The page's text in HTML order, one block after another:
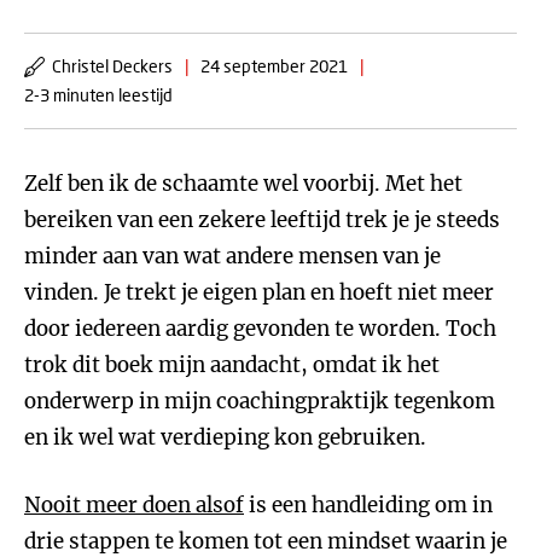
Christel Deckers | 24 september 2021
|
2-3 minuten leestijd
Zelf ben ik de schaamte wel voorbij. Met het
bereiken van een zekere leeftijd trek je je steeds
minder aan van wat andere mensen van je
vinden. Je trekt je eigen plan en hoeft niet meer
door iedereen aardig gevonden te worden. Toch
trok dit boek mijn aandacht, omdat ik het
onderwerp in mijn coachingpraktijk tegenkom
en ik wel wat verdieping kon gebruiken.
Nooit meer doen alsofis een handleiding om in
drie stappen te komen tot een mindset waarin je